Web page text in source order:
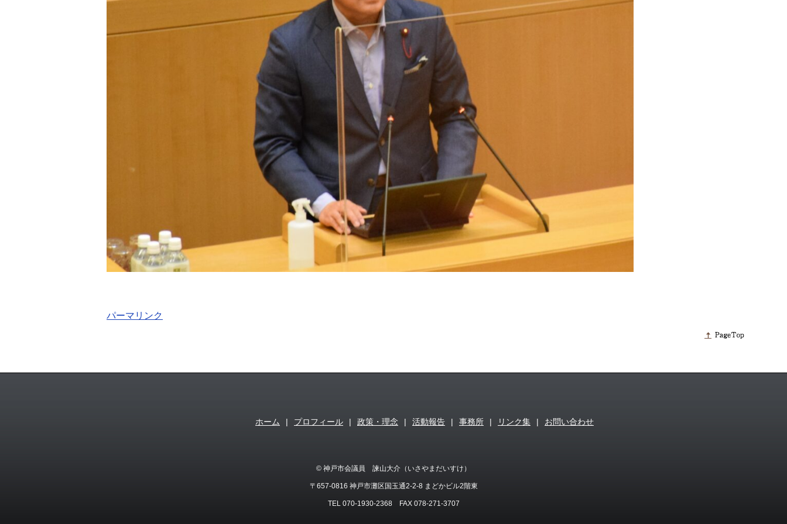
パーマリンク
ホーム | プロフィール | 政策・理念 | 活動報告 | 事務所 | リンク集 | お問い合わせ
© 神戸市会議員 諫山大介（いさやまだいすけ）
〒657-0816 神戸市灘区国玉通2-2-8 まどかビル2階東
TEL 070-1930-2368 FAX 078-271-3707